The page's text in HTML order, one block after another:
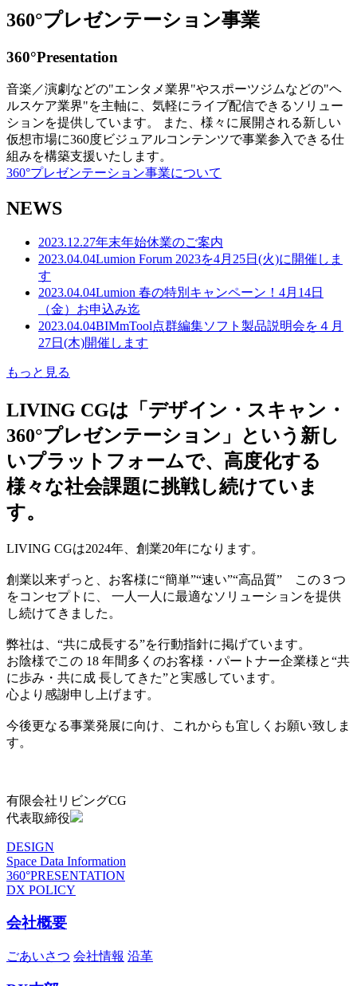
360°プレゼンテーション事業
360°Presentation
音楽／演劇などの"エンタメ業界"やスポーツジムなどの"ヘ
ルスケア業界"を主軸に、気軽にライブ配信できるソリュー
ションを提供しています。 また、様々に展開される新しい
仮想市場に360度ビジュアルコンテンツで事業参入できる仕
組みを構築支援いたします。
360°プレゼンテーション事業について
NEWS
2023.12.27年末年始休業のご案内
2023.04.04Lumion Forum 2023を4月25日(火)に開催しま
す
2023.04.04Lumion 春の特別キャンペーン！4月14日
（金）お申込み迄
2023.04.04BIMmTool点群編集ソフト製品説明会を４月
27日(木)開催します
もっと見る
LIVING CGは「デザイン・スキャン・
360°プレゼンテーション」という新し
いプラットフォームで、高度化する
様々な社会課題に挑戦し続けていま
す。
LIVING CGは2024年、創業20年になります。
創業以来ずっと、お客様に“簡単”“速い”“高品質” この３つ
をコンセプトに、 一人一人に最適なソリューションを提供
し続けてきました。
弊社は、“共に成長する”を行動指針に掲げています。
お陰様でこの 18 年間多くのお客様・パートナー企業様と“共
に歩み・共に成 長してきた”と実感しています。
心より感謝申し上げます。
今後更なる事業発展に向け、これからも宜しくお願い致しま
す。
有限会社リビングCG
代表取締役
DESIGN
Space Data Information
360°PRESENTATION
DX POLICY
会社概要
ごあいさつ 会社情報 沿革